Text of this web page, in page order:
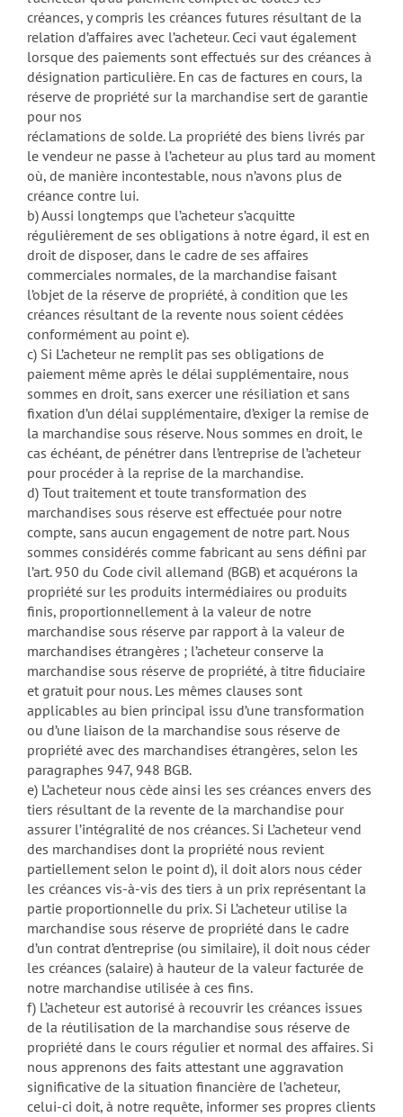
créances, y compris les créances futures résultant de la
relation d’affaires avec l’acheteur. Ceci vaut également
lorsque des paiements sont effectués sur des créances à
désignation particulière. En cas de factures en cours, la
réserve de propriété sur la marchandise sert de garantie
pour nos
réclamations de solde. La propriété des biens livrés par
le vendeur ne passe à l’acheteur au plus tard au moment
où, de manière incontestable, nous n’avons plus de
créance contre lui.
b) Aussi longtemps que l’acheteur s’acquitte
régulièrement de ses obligations à notre égard, il est en
droit de disposer, dans le cadre de ses affaires
commerciales normales, de la marchandise faisant
l’objet de la réserve de propriété, à condition que les
créances résultant de la revente nous soient cédées
conformément au point e).
c) Si L’acheteur ne remplit pas ses obligations de
paiement même après le délai supplémentaire, nous
sommes en droit, sans exercer une résiliation et sans
fixation d’un délai supplémentaire, d’exiger la remise de
la marchandise sous réserve. Nous sommes en droit, le
cas échéant, de pénétrer dans l’entreprise de l’acheteur
pour procéder à la reprise de la marchandise.
d) Tout traitement et toute transformation des
marchandises sous réserve est effectuée pour notre
compte, sans aucun engagement de notre part. Nous
sommes considérés comme fabricant au sens défini par
l’art. 950 du Code civil allemand (BGB) et acquérons la
propriété sur les produits intermédiaires ou produits
finis, proportionnellement à la valeur de notre
marchandise sous réserve par rapport à la valeur de
marchandises étrangères ; l’acheteur conserve la
marchandise sous réserve de propriété, à titre fiduciaire
et gratuit pour nous. Les mêmes clauses sont
applicables au bien principal issu d’une transformation
ou d’une liaison de la marchandise sous réserve de
propriété avec des marchandises étrangères, selon les
paragraphes 947, 948 BGB.
e) L’acheteur nous cède ainsi les ses créances envers des
tiers résultant de la revente de la marchandise pour
assurer l’intégralité de nos créances. Si L’acheteur vend
des marchandises dont la propriété nous revient
partiellement selon le point d), il doit alors nous céder
les créances vis-à-vis des tiers à un prix représentant la
partie proportionnelle du prix. Si L’acheteur utilise la
marchandise sous réserve de propriété dans le cadre
d’un contrat d’entreprise (ou similaire), il doit nous céder
les créances (salaire) à hauteur de la valeur facturée de
notre marchandise utilisée à ces fins.
f) L’acheteur est autorisé à recouvrir les créances issues
de la réutilisation de la marchandise sous réserve de
propriété dans le cours régulier et normal des affaires. Si
nous apprenons des faits attestant une aggravation
significative de la situation financière de l’acheteur,
celui-ci doit, à notre requête, informer ses propres clients